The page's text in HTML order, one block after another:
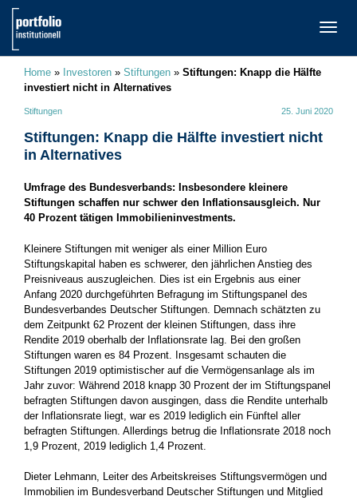
Home » Investoren » Stiftungen » Stiftungen: Knapp die Hälfte
investiert nicht in Alternatives
Stiftungen 25. Juni 2020
Stiftungen: Knapp die Hälfte investiert nicht
in Alternatives
Umfrage des Bundesverbands: Insbesondere kleinere
Stiftungen schaffen nur schwer den Inflationsausgleich. Nur
40 Prozent tätigen Immobilieninvestments.
Kleinere Stiftungen mit weniger als einer Million Euro
Stiftungskapital haben es schwerer, den jährlichen Anstieg des
Preisniveaus auszugleichen. Dies ist ein Ergebnis aus einer
Anfang 2020 durchgeführten Befragung im Stiftungspanel des
Bundesverbandes Deutscher Stiftungen. Demnach schätzten zu
dem Zeitpunkt 62 Prozent der kleinen Stiftungen, dass ihre
Rendite 2019 oberhalb der Inflationsrate lag. Bei den großen
Stiftungen waren es 84 Prozent. Insgesamt schauten die
Stiftungen 2019 optimistischer auf die Vermögensanlage als im
Jahr zuvor: Während 2018 knapp 30 Prozent der im Stiftungspanel
befragten Stiftungen davon ausgingen, dass die Rendite unterhalb
der Inflationsrate liegt, war es 2019 lediglich ein Fünftel aller
befragten Stiftungen. Allerdings betrug die Inflationsrate 2018 noch
1,9 Prozent, 2019 lediglich 1,4 Prozent.
Dieter Lehmann, Leiter des Arbeitskreises Stiftungsvermögen und
Immobilien im Bundesverband Deutscher Stiftungen und Mitglied